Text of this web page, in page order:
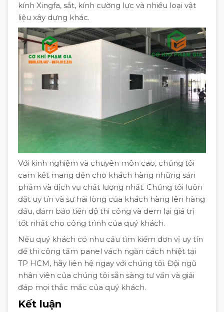
kính Xingfa, sắt, kính cường lực và nhiều loại vật
liệu xây dựng khác.
Với kinh nghiệm và chuyên môn cao, chúng tôi
cam kết mang đến cho khách hàng những sản
phẩm và dịch vụ chất lượng nhất. Chúng tôi luôn
đặt uy tín và sự hài lòng của khách hàng lên hàng
đầu, đảm bảo tiến độ thi công và đem lại giá trị
tốt nhất cho công trình của quý khách.
Nếu quý khách có nhu cầu tìm kiếm đơn vị uy tín
để thi công tấm panel vách ngăn cách nhiệt tại
TP HCM, hãy liên hệ ngay với chúng tôi. Đội ngũ
nhân viên của chúng tôi sẵn sàng tư vấn và giải
đáp mọi thắc mắc của quý khách.
Kết luận